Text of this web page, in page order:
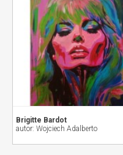
Brigitte Bardot
autor: Wojciech Adalberto